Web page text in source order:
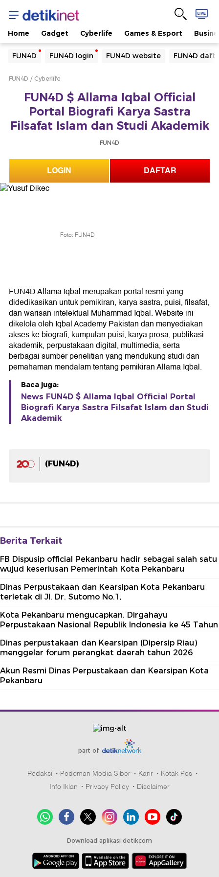
Home Gadget Cyberlife Games & Esport
FUN4D FUN4D login FUN4D website FUN4D
Yang sedang ramai dicari
Loading...
Loading...
FUN4D Cyberlife
FUN4D $ Allama Iqbal Official
Portal Biografi Karya Sastra
Filsafat Islam dan Studi Akademik
FUN4D
LOGIN DAFTAR
Foto: FUN4D
FUN4D Allama Iqbal merupakan portal resmi yang
didedikasikan untuk pemikiran, karya sastra, puisi, filsafat,
dan warisan intelektual Muhammad Iqbal. Website ini
dikelola oleh Iqbal Academy Pakistan dan menyediakan
akses ke biografi, kumpulan puisi, karya prosa, publikasi
akademik, perpustakaan digital, multimedia, serta
berbagai sumber penelitian yang mendukung studi dan
pemahaman mendalam tentang pemikiran Allama Iqbal.
Baca juga:
News FUN4D $ Allama Iqbal Official Portal
Biografi Karya Sastra Filsafat Islam dan Studi
Akademik
(FUN4D)
Berita Terkait
FB Dispusip official Pekanbaru hadir sebagai salah satu
wujud keseriusan Pemerintah Kota Pekanbaru
Dinas Perpustakaan dan Kearsipan Kota Pekanbaru
terletak di Jl. Dr. Sutomo No.1,
Kota Pekanbaru mengucapkan. Dirgahayu
Perpustakaan Nasional Republik Indonesia ke 45 Tahun
Dinas perpustakaan dan Kearsipan (Dipersip Riau)
menggelar forum perangkat daerah tahun 2026
Akun Resmi Dinas Perpustakaan dan Kearsipan Kota
Pekanbaru
part of
Redaksi Pedoman Media Siber Karir
Kotak Pos
Info Iklan
Privacy Policy Disclaimer
Download aplikasi detikcom